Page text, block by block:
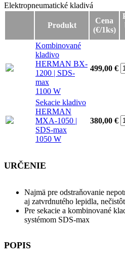
Elektropneumatické kladivá
Elektropneumatické kladivá
Produkt
Cena
(€/1ks)
Kombinované
kladivo
HERMAN BX-
1200 | SDS-
max
1100 W
499,00 €
Sekacie kladivo
HERMAN
MXA-1050 |
SDS-max
1050 W
380,00 €
URČENIE
Najmä pre odstraňovanie
aj zatvrdnutého lepidla,
Pre sekacie a kombinované
systémom SDS-max
POPIS